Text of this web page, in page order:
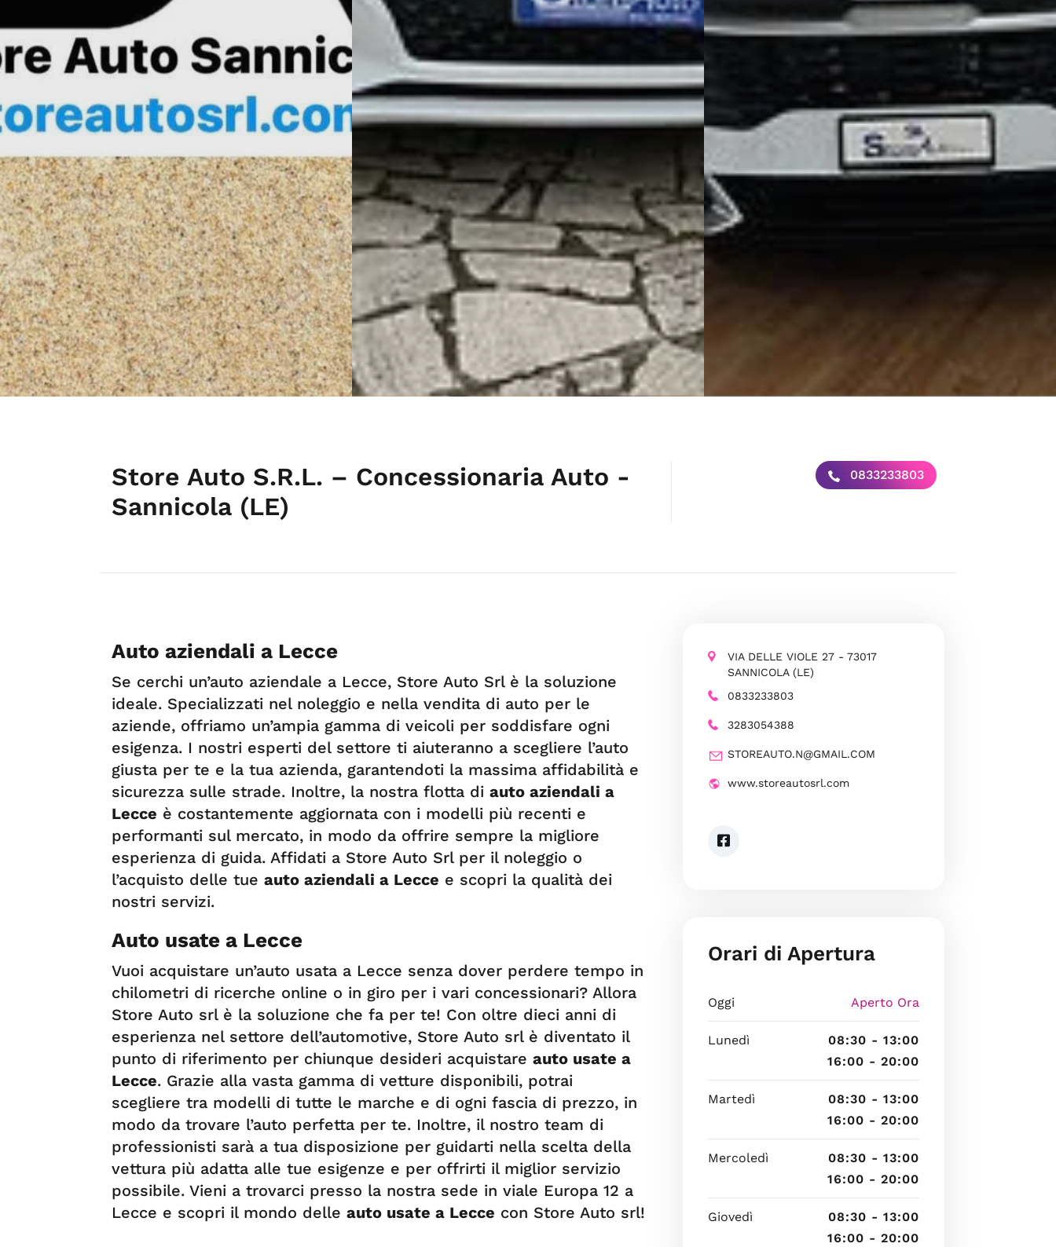
Store Auto S.R.L. – Concessionaria Auto -
Sannicola (LE)
0833233803
Auto aziendali a Lecce
Se cerchi un’auto aziendale a Lecce, Store Auto Srl è la soluzione
ideale. Specializzati nel noleggio e nella vendita di auto per le
aziende, offriamo un’ampia gamma di veicoli per soddisfare ogni
esigenza. I nostri esperti del settore ti aiuteranno a scegliere l’auto
giusta per te e la tua azienda, garantendoti la massima affidabilità e
sicurezza sulle strade. Inoltre, la nostra flotta di auto aziendali a
Lecce è costantemente aggiornata con i modelli più recenti e
performanti sul mercato, in modo da offrire sempre la migliore
esperienza di guida. Affidati a Store Auto Srl per il noleggio o
l’acquisto delle tue auto aziendali a Lecce e scopri la qualità dei
nostri servizi.
Auto usate a Lecce
Vuoi acquistare un’auto usata a Lecce senza dover perdere tempo in
chilometri di ricerche online o in giro per i vari concessionari? Allora
Store Auto srl è la soluzione che fa per te! Con oltre dieci anni di
esperienza nel settore dell’automotive, Store Auto srl è diventato il
punto di riferimento per chiunque desideri acquistare auto usate a
Lecce. Grazie alla vasta gamma di vetture disponibili, potrai
scegliere tra modelli di tutte le marche e di ogni fascia di prezzo, in
modo da trovare l’auto perfetta per te. Inoltre, il nostro team di
professionisti sarà a tua disposizione per guidarti nella scelta della
vettura più adatta alle tue esigenze e per offrirti il miglior servizio
possibile. Vieni a trovarci presso la nostra sede in viale Europa 12 a
Lecce e scopri il mondo delle auto usate a Lecce con Store Auto srl!
VIA DELLE VIOLE 27 - 73017
SANNICOLA (LE)
0833233803
3283054388
STOREAUTO.N@GMAIL.COM
www.storeautosrl.com
Orari di Apertura
Oggi Aperto Ora
Lunedì
08:30 - 13:00
16:00 - 20:00
Martedì
08:30 - 13:00
16:00 - 20:00
Mercoledì
08:30 - 13:00
16:00 - 20:00
Giovedì
08:30 - 13:00
16:00 - 20:00